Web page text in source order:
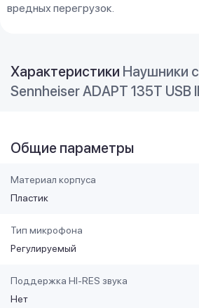
вредных перегрузок.
Характеристики Наушники
Sennheiser ADAPT 135T USB
Общие параметры
Материал корпуса
Пластик
Тип микрофона
Регулируемый
Поддержка HI-RES звука
Нет